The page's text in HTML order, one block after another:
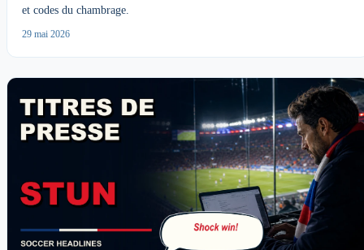
et codes du chambrage.
29 mai 2026